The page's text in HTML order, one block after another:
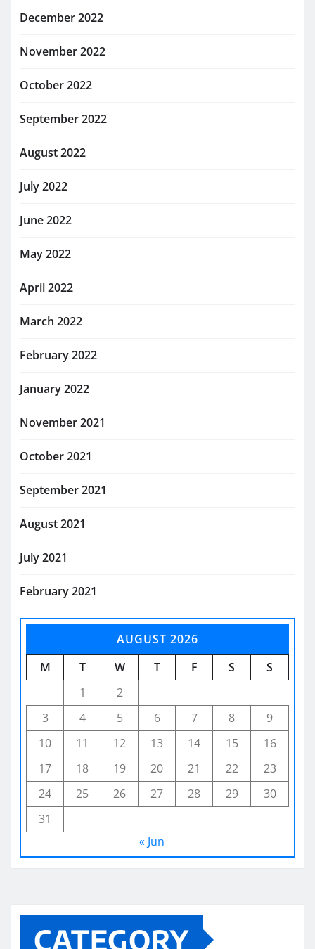
December 2022
November 2022
October 2022
September 2022
August 2022
July 2022
June 2022
May 2022
April 2022
March 2022
February 2022
January 2022
November 2021
October 2021
September 2021
August 2021
July 2021
February 2021
AUGUST 2026
M
T W T F S
S
1
2
3
4 5 6 7 8
9
10
11 12 13 14 15
16
17
18 19 20 21 22
23
24
25 26 27 28 29
30
31
« Jun
CATEGORY